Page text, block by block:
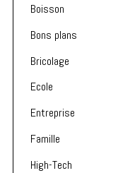
Boisson
Bons plans
Bricolage
Ecole
Entreprise
Famille
High-Tech